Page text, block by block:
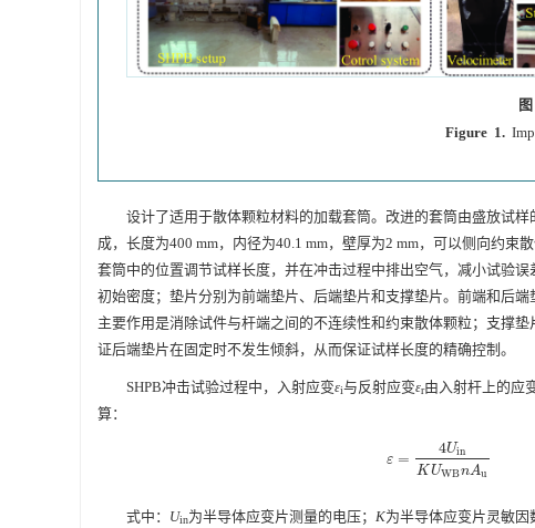
Figure 1.
设计了适用于散体颗粒材料的加载套筒。改进的套筒由盛放试
成，长度为400 mm，内径为40.1 mm，壁厚为2 mm，可以侧向约
套筒中的位置调节试样长度，并在冲击过程中排出空气，减小试验
初始密度；垫片分别为前端垫片、后端垫片和支撑垫片。前端和后
主要作用是消除试件与杆端之间的不连续性和约束散体颗粒；支撑
证后端垫片在固定时不发生倾斜，从而保证试样长度的精确控制。
SHPB冲击试验过程中，入射应变εi与反射应变εr由入射杆上的应
算：
ε =
4Uin
KUWBnAu
ε=4UinKUWBnA
式中： Uin为半导体应变片测量的电压； K为半导体应变片灵敏因